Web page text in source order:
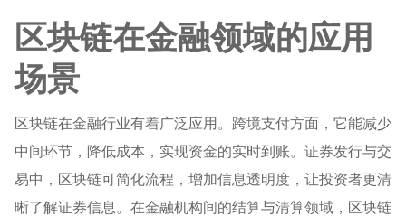
区块链在金融领域的应用
场景
区块链在金融行业有着广泛应用。跨境支付方面，它能减少
中间环节，降低成本，实现资金的实时到账。证券发行与交
易中，区块链可简化流程，增加信息透明度，让投资者更清
晰了解证券信息。在金融机构间的结算与清算领域，区块链